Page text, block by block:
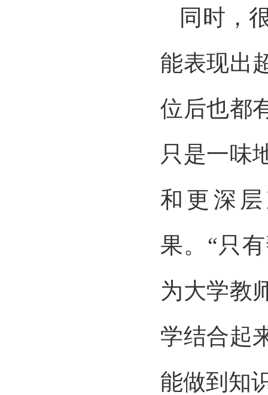
同时，
能表现出
位后也都
只是一味
和更深
果。“只
为大学教
学结合起
能做到知